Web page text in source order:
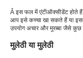
Â इस फल में एंटीऑक्सीडेंट होते
आप इसे कच्चा खा सकते हैं या
उपयोग अचार और मुरब्बा जैसे कुछ
मुलेठी या मुलेठी